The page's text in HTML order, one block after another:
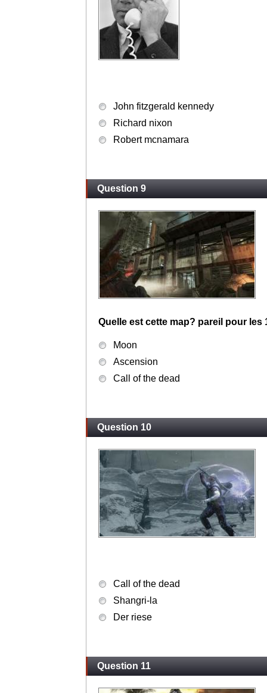
John fitzgerald kennedy
Richard nixon
Robert mcnamara
Question 9
Quelle est cette map? pareil pour les
Moon
Ascension
Call of the dead
Question 10
Call of the dead
Shangri-la
Der riese
Question 11